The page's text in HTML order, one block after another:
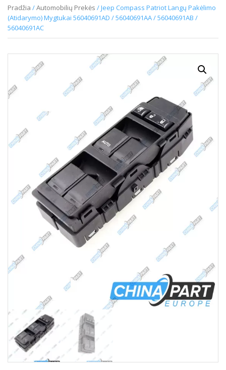
Pradžia /Automobilių Prekės / Jeep Compass Patriot Langų Pakėlimo
(Atidarymo) Mygtukai 56040691AD / 56040691AA / 56040691AB /
56040691AC